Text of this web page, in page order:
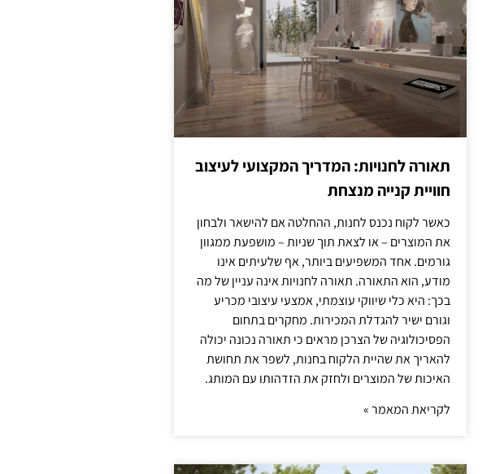
תאורה לחנויות: המדריך המקצועי לעיצוב
חוויית קנייה מנצחת
כאשר לקוח נכנס לחנות, ההחלטה אם להישאר ולבחון
את המוצרים – או לצאת תוך שניות – מושפעת ממגוון
גורמים. אחד המשפיעים ביותר, אף שלעיתים אינו
מודע, הוא התאורה. תאורה לחנויות אינה עניין של מה
בכך: היא כלי שיווקי עוצמתי, אמצעי עיצובי מכריע
וגורם ישיר להגדלת המכירות. מחקרים בתחום
הפסיכולוגיה של הצרכן מראים כי תאורה נכונה יכולה
להאריך את שהיית הלקוח בחנות, לשפר את תחושת
האיכות של המוצרים ולחזק את הזדהותו עם המותג.
לקריאת המאמר »